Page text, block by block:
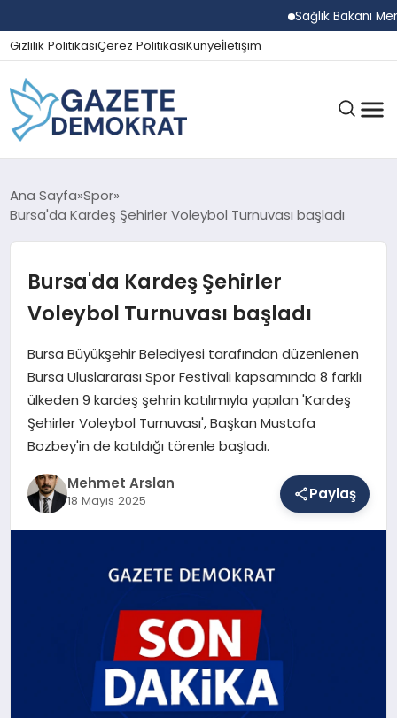
Sağlık Bakanı
Gizlilik PolitikasıÇerez PolitikasıKünyeİletişim
GÜNDEM
SPOR
SAĞLIK
Ana Sayfa Spor
Bursa'da Kardeş Şehirler Voleybol Turnuvası başladı
Bursa'da Kardeş Şehirler
Voleybol Turnuvası başladı
Bursa Büyükşehir Belediyesi tarafından düzenlenen
Bursa Uluslararası Spor Festivali kapsamında 8 farklı
ülkeden 9 kardeş şehrin katılımıyla yapılan 'Kardeş
Şehirler Voleybol Turnuvası', Başkan Mustafa
Bozbey'in de katıldığı törenle başladı.
Mehmet Arslan
18 Mayıs 2025 Paylaş